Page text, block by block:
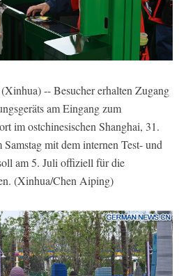
-- Besucher erhalten Zugang
am Eingang zum
im ostchinesischen Shanghai, 31.
mit dem internen Test- und
am 5. Juli offiziell für die
(Xinhua/Chen Aiping)